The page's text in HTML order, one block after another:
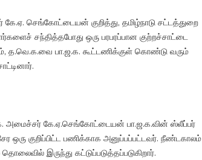
செங்கோட்டையன் குறித்து, தமிழ்நாடு சட்டத்துறை
சந்தித்தபோது ஒரு பரபரப்பான குற்றச்சாட்டை
த.வெ.க.வை பா.ஜ.க. கூட்டணிக்குள் கொண்டு வரும்
அமைச்சர் கே.ஏ.செங்கோட்டையன் பா.ஜ.க.வின் ஸ்லீப்பர்
ஒரு குறிப்பிட்ட பணிக்காக அனுப்பப்பட்டவர். நீண்டகாலம்
இருந்து கட்டுப்படுத்தப்படுகிறார்.